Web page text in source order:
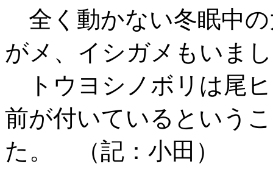
全く動かない冬眠中
がメ、イシガメもいま
トウヨシノボリは尾
前が付いているという
た。 （記：小田）